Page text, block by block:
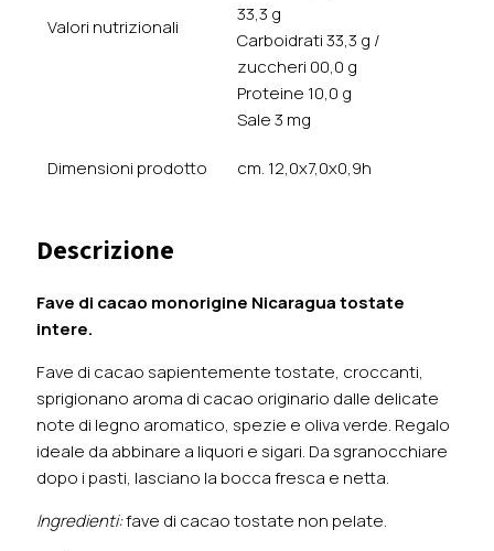
Valori nutrizionali
33,3 g
Carboidrati 33,3 g /
zuccheri 00,0 g
Proteine 10,0 g
Sale 3 mg
Dimensioni prodotto cm. 12,0x7,0x0,9h
Descrizione
Fave di cacao monorigine Nicaragua tostate
intere.
Fave di cacao sapientemente tostate, croccanti,
sprigionano aroma di cacao originario dalle delicate
note di legno aromatico, spezie e oliva verde. Regalo
ideale da abbinare a liquori e sigari. Da sgranocchiare
dopo i pasti, lasciano la bocca fresca e netta.
Ingredienti:fave di cacao tostate non pelate.